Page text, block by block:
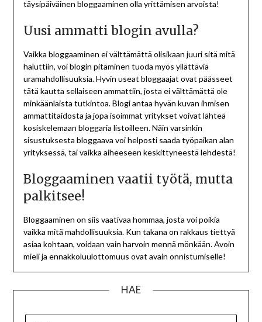
täysipäiväinen bloggaaminen olla yrittämisen arvoista!
Uusi ammatti blogin avulla?
Vaikka bloggaaminen ei välttämättä olisikaan juuri sitä mitä
haluttiin, voi blogin pitäminen tuoda myös yllättäviä
uramahdollisuuksia. Hyvin useat bloggaajat ovat päässeet
tätä kautta sellaiseen ammattiin, josta ei välttämättä ole
minkäänlaista tutkintoa. Blogi antaa hyvän kuvan ihmisen
ammattitaidosta ja jopa isoimmat yritykset voivat lähteä
kosiskelemaan bloggaria listoilleen. Näin varsinkin
sisustuksesta bloggaava voi helposti saada työpaikan alan
yrityksessä, tai vaikka aiheeseen keskittyneestä lehdestä!
Bloggaaminen vaatii työtä, mutta
palkitsee!
Bloggaaminen on siis vaativaa hommaa, josta voi poikia
vaikka mitä mahdollisuuksia. Kun takana on rakkaus tiettyä
asiaa kohtaan, voidaan vain harvoin mennä mönkään. Avoin
mieli ja ennakkoluulottomuus ovat avain onnistumiselle!
HAE